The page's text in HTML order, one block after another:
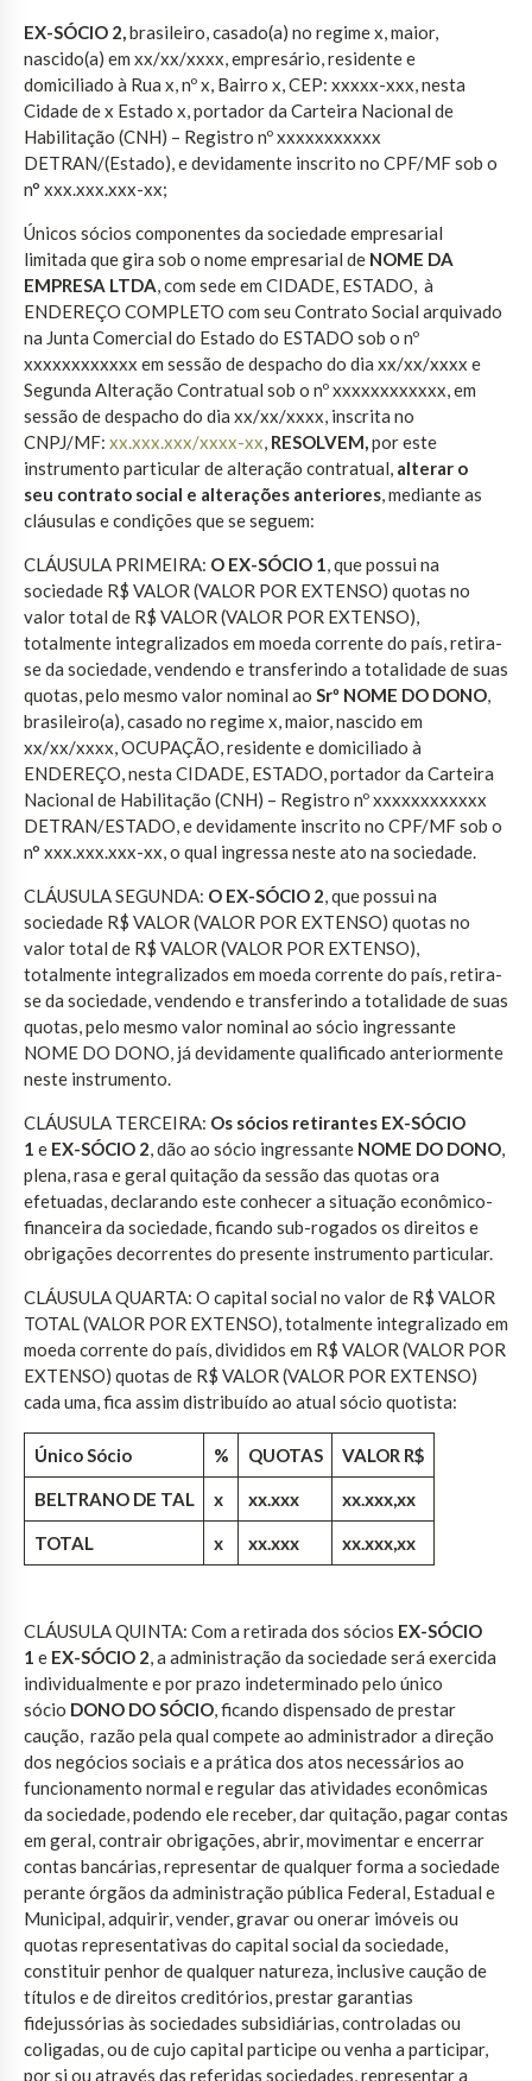
EX-SÓCIO 2,brasileiro, casado(a) no regime x, maior,
nascido(a) em xx/xx/xxxx, empresário, residente e
domiciliado à Rua x, nº x, Bairro x, CEP: xxxxx-xxx, nesta
Cidade de x Estado x, portador da Carteira Nacional de
Habilitação (CNH) – Registro nº xxxxxxxxxxx
DETRAN/(Estado), e devidamente inscrito no CPF/MF sob o
n° xxx.xxx.xxx-xx;
Únicos sócios componentes da sociedade empresarial
limitada que gira sob o nome empresarial de NOME DA
EMPRESA LTDA, com sede em CIDADE, ESTADO, à
ENDEREÇO COMPLETO com seu Contrato Social arquivado
na Junta Comercial do Estado do ESTADO sob o nº
xxxxxxxxxxxx em sessão de despacho do dia xx/xx/xxxx e
Segunda Alteração Contratual sob o nº xxxxxxxxxxxx, em
sessão de despacho do dia xx/xx/xxxx, inscrita no
CNPJ/MF: xx.xxx.xxx/xxxx-xx, RESOLVEM,por este
instrumento particular de alteração contratual, alterar o
seu contrato social e alterações anteriores, mediante as
cláusulas e condições que se seguem:
CLÁUSULA PRIMEIRA: O EX-SÓCIO 1, que possui na
sociedade R$ VALOR (VALOR POR EXTENSO) quotas no
valor total de R$ VALOR (VALOR POR EXTENSO),
totalmente integralizados em moeda corrente do país, retira-
se da sociedade, vendendo e transferindo a totalidade de suas
quotas, pelo mesmo valor nominal ao Srº NOME DO DONO,
brasileiro(a), casado no regime x, maior, nascido em
xx/xx/xxxx, OCUPAÇÃO, residente e domiciliado à
ENDEREÇO, nesta CIDADE, ESTADO, portador da Carteira
Nacional de Habilitação (CNH) – Registro nº xxxxxxxxxxxx
DETRAN/ESTADO, e devidamente inscrito no CPF/MF sob o
n° xxx.xxx.xxx-xx, o qual ingressa neste ato na sociedade.
CLÁUSULA SEGUNDA: O EX-SÓCIO 2, que possui na
sociedade R$ VALOR (VALOR POR EXTENSO) quotas no
valor total de R$ VALOR (VALOR POR EXTENSO),
totalmente integralizados em moeda corrente do país, retira-
se da sociedade, vendendo e transferindo a totalidade de suas
quotas, pelo mesmo valor nominal ao sócio ingressante
NOME DO DONO, já devidamente qualificado anteriormente
neste instrumento.
CLÁUSULA TERCEIRA: Os sócios retirantes EX-SÓCIO
1 e EX-SÓCIO 2, dão ao sócio ingressante NOME DO DONO,
plena, rasa e geral quitação da sessão das quotas ora
efetuadas, declarando este conhecer a situação econômico-
financeira da sociedade, ficando sub-rogados os direitos e
obrigações decorrentes do presente instrumento particular.
CLÁUSULA QUARTA: O capital social no valor de R$ VALOR
TOTAL (VALOR POR EXTENSO), totalmente integralizado em
moeda corrente do país, divididos em R$ VALOR (VALOR POR
EXTENSO) quotas de R$ VALOR (VALOR POR EXTENSO)
cada uma, fica assim distribuído ao atual sócio quotista:
Único Sócio % QUOTAS VALOR R$
BELTRANO DE TAL x xx.xxx xx.xxx,xx
TOTAL x xx.xxx xx.xxx,xx
CLÁUSULA QUINTA: Com a retirada dos sócios EX-SÓCIO
1 e EX-SÓCIO 2, a administração da sociedade será exercida
individualmente e por prazo indeterminado pelo único
sócio DONO DO SÓCIO, ficando dispensado de prestar
caução, razão pela qual compete ao administrador a direção
dos negócios sociais e a prática dos atos necessários ao
funcionamento normal e regular das atividades econômicas
da sociedade, podendo ele receber, dar quitação, pagar contas
em geral, contrair obrigações, abrir, movimentar e encerrar
contas bancárias, representar de qualquer forma a sociedade
perante órgãos da administração pública Federal, Estadual e
Municipal, adquirir, vender, gravar ou onerar imóveis ou
quotas representativas do capital social da sociedade,
constituir penhor de qualquer natureza, inclusive caução de
títulos e de direitos creditórios, prestar garantias
fidejussórias às sociedades subsidiárias, controladas ou
coligadas, ou de cujo capital participe ou venha a participar,
por si ou através das referidas sociedades, representar a